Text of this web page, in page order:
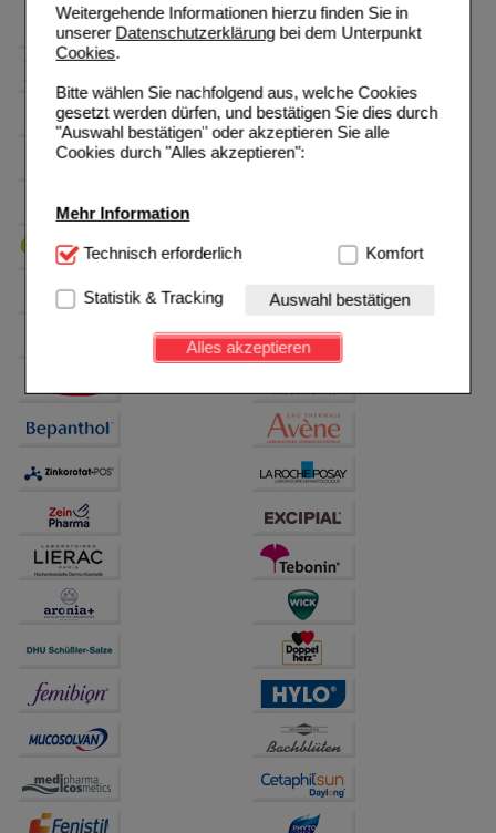
Weitergehende Informationen hierzu finden Sie in
unserer Datenschutzerklärungbei dem Unterpunkt
Cookies.
Bitte wählen Sie nachfolgend aus, welche Cookies
gesetzt werden dürfen, und bestätigen Sie dies durch
"Auswahl bestätigen" oder akzeptieren Sie alle
Cookies durch "Alles akzeptieren":
Mehr Information
Technisch Notwendig:Hierbei handelt es sich um
Website notwendig sind (z.B. Navigation, Warenkorb,
Kundenkonto), weshalb auf diese nicht verzichtet
werden kann.
Einkaufserlebnis noch ansprechender zu gestalten,
beispielsweise für die Wiedererkennung des
Besuchers oder unsere Seite an bevorzugte
anzupassen. Komfort-Cookies ermöglichen es uns
anzuzeigen und unser Partnerprogramm zu
betreiben.
Statistik & Tracking:
Hierüber lassen sich
Informationen über die Art und Weise der Nutzung
unserer Website sammeln, mit deren Hilfe wir unsere
Website weiter für Sie optimieren können, den Inhalt
auf unserer Website aber auch die Werbung auf
Drittseiten möglichst relevant für Sie zu gestalten.
Bitte beachten Sie, dass Daten hierfür teilweise an
Dritte wie z.B. Google oder soziale Medien
übertragen werden.
Technisch erforderlich Komfort
Statistik & Tracking Auswahl bestätigen
Alles akzeptieren